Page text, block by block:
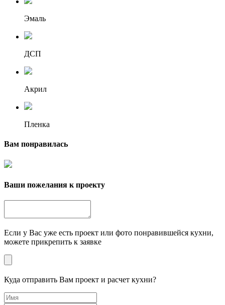
Эмаль
ДСП
Акрил
Пленка
Вам понравилась
Ваши пожелания к проекту
Если у Вас уже есть проект или фото понравившейся кухни,
можете прикрепить к заявке
Куда отправить Вам проект и расчет кухни?